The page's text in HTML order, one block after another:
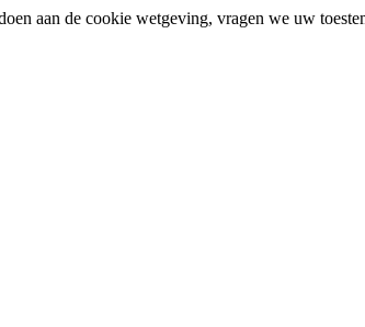
aan de cookie wetgeving, vragen we uw